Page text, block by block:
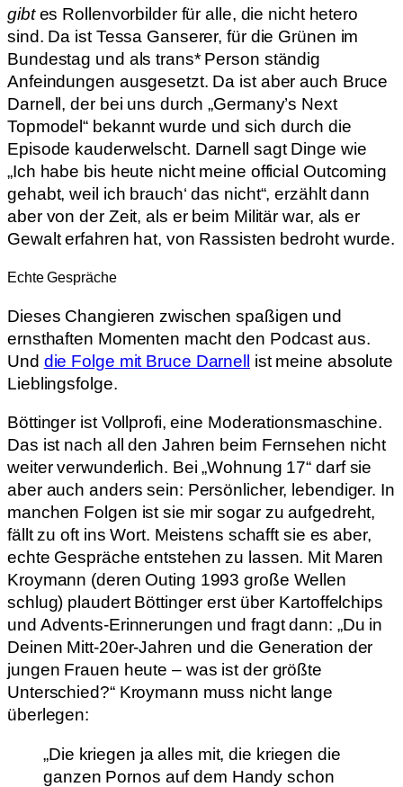
gibtes Rollenvorbilder für alle, die nicht hetero
sind. Da ist Tessa Ganserer, für die Grünen im
Bundestag und als trans* Person ständig
Anfeindungen ausgesetzt. Da ist aber auch Bruce
Darnell, der bei uns durch „Germany’s Next
Topmodel“ bekannt wurde und sich durch die
Episode kauderwelscht. Darnell sagt Dinge wie
„Ich habe bis heute nicht meine official Outcoming
gehabt, weil ich brauch‘ das nicht“, erzählt dann
aber von der Zeit, als er beim Militär war, als er
Gewalt erfahren hat, von Rassisten bedroht wurde.
Echte Gespräche
Dieses Changieren zwischen spaßigen und
ernsthaften Momenten macht den Podcast aus.
Und die Folge mit Bruce Darnell ist meine absolute
Lieblingsfolge.
Böttinger ist Vollprofi, eine Moderationsmaschine.
Das ist nach all den Jahren beim Fernsehen nicht
weiter verwunderlich. Bei „Wohnung 17“ darf sie
aber auch anders sein: Persönlicher, lebendiger. In
manchen Folgen ist sie mir sogar zu aufgedreht,
fällt zu oft ins Wort. Meistens schafft sie es aber,
echte Gespräche entstehen zu lassen. Mit Maren
Kroymann (deren Outing 1993 große Wellen
schlug) plaudert Böttinger erst über Kartoffelchips
und Advents-Erinnerungen und fragt dann: „Du in
Deinen Mitt-20er-Jahren und die Generation der
jungen Frauen heute – was ist der größte
Unterschied?“ Kroymann muss nicht lange
überlegen:
„Die kriegen ja alles mit, die kriegen die
ganzen Pornos auf dem Handy schon